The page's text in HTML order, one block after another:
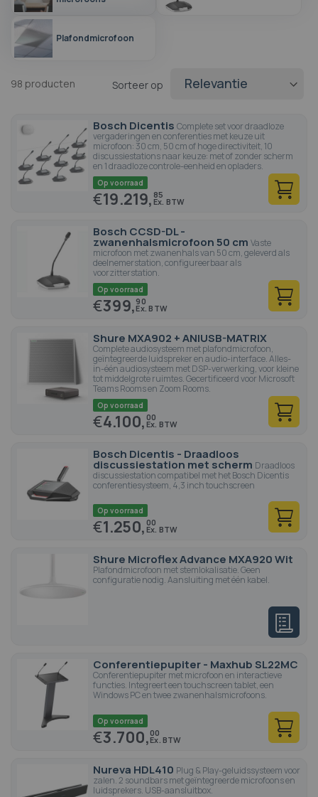
Plafondmicrofoon
98 producten Sorteer op
Bosch Dicentis Complete set voor draadloze
vergaderingen en conferenties met keuze uit
microfoon: 30 cm, 50 cm of hoge directiviteit, 10
discussiestations naar keuze: met of zonder scherm
en 1 draadloze controle-eenheid en opladers.
Op voorraad
€19.219, 85
Bosch CCSD-DL -
zwanenhalsmicrofoon 50 cm Vaste
microfoon met zwanenhals van 50 cm, geleverd als
deelnemerstation, configureerbaar als
voorzitterstation.
Op voorraad
€399,90
Shure MXA902 + ANIUSB-MATRIX
Complete audiosysteem met plafondmicrofoon,
geïntegreerde luidspreker en audio-interface. Alles-
in-één audiosysteem met DSP-verwerking, voor kleine
tot middelgrote ruimtes. Gecertificeerd voor Microsoft
Teams Rooms en Zoom Rooms.
Op voorraad
€4.100,00
Bosch Dicentis - Draadloos
discussiestation met scherm Draadloos
discussiestation compatibel met het Bosch Dicentis
conferentiesysteem, 4,3 inch touchscreen
Op voorraad
€1.250,00
Shure Microflex Advance MXA920 Wit
Plafondmicrofoon met stemlokalisatie. Geen
configuratie nodig. Aansluiting met één kabel.
Conferentiepupiter - Maxhub SL22MC
Conferentiepupiter met microfoon en interactieve
functies. Integreert een touchscreen tablet, een
Windows PC en twee zwanenhalsmicrofoons.
Op voorraad
€3.700,00
Nureva HDL410 Plug & Play-geluidssysteem voor
zalen. 2 soundbars met geïntegreerde microfoons en
luidsprekers. USB-aansluitbox.